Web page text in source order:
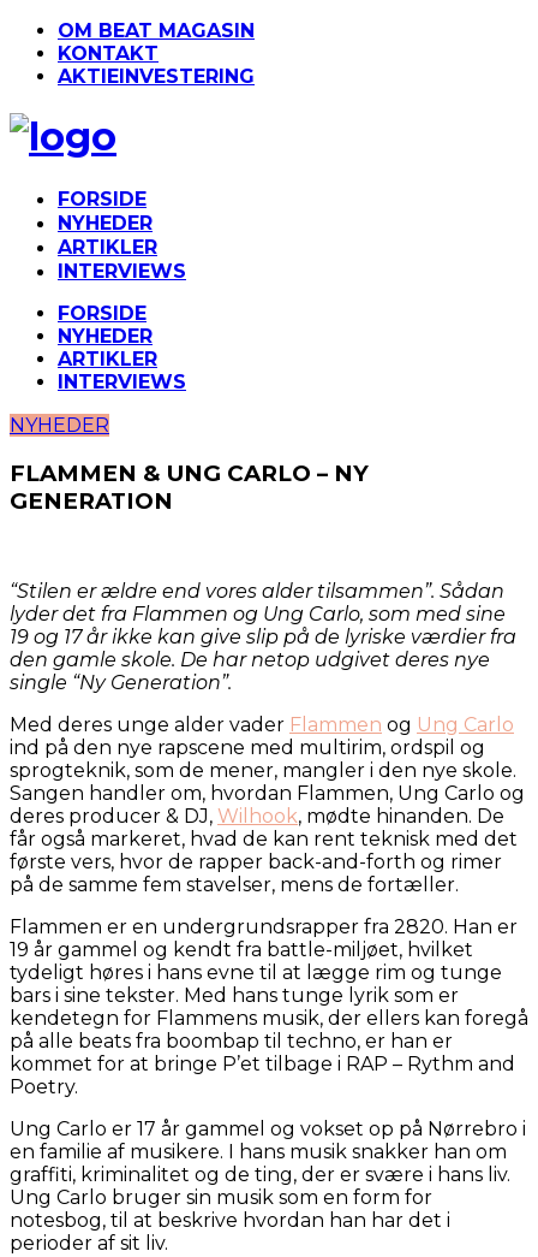
OM BEAT MAGASIN
KONTAKT
AKTIEINVESTERING
FORSIDE
NYHEDER
ARTIKLER
INTERVIEWS
FORSIDE
NYHEDER
ARTIKLER
INTERVIEWS
NYHEDER
FLAMMEN & UNG CARLO – NY
GENERATION
“Stilen er ældre end vores alder tilsammen”. Sådan
lyder det fra Flammen og Ung Carlo, som med sine
19 og 17 år ikke kan give slip på de lyriske værdier fra
den gamle skole. De har netop udgivet deres nye
single “Ny Generation”.
Med deres unge alder vader Flammen og Ung Carlo
ind på den nye rapscene med multirim, ordspil og
sprogteknik, som de mener, mangler i den nye skole.
Sangen handler om, hvordan Flammen, Ung Carlo og
deres producer & DJ, Wilhook, mødte hinanden. De
får også markeret, hvad de kan rent teknisk med det
første vers, hvor de rapper back-and-forth og rimer
på de samme fem stavelser, mens de fortæller.
Flammen er en undergrundsrapper fra 2820. Han er
19 år gammel og kendt fra battle-miljøet, hvilket
tydeligt høres i hans evne til at lægge rim og tunge
bars i sine tekster. Med hans tunge lyrik som er
kendetegn for Flammens musik, der ellers kan foregå
på alle beats fra boombap til techno, er han er
kommet for at bringe P’et tilbage i RAP – Rythm and
Poetry.
Ung Carlo er 17 år gammel og vokset op på Nørrebro i
en familie af musikere. I hans musik snakker han om
graffiti, kriminalitet og de ting, der er svære i hans liv.
Ung Carlo bruger sin musik som en form for
notesbog, til at beskrive hvordan han har det i
perioder af sit liv.